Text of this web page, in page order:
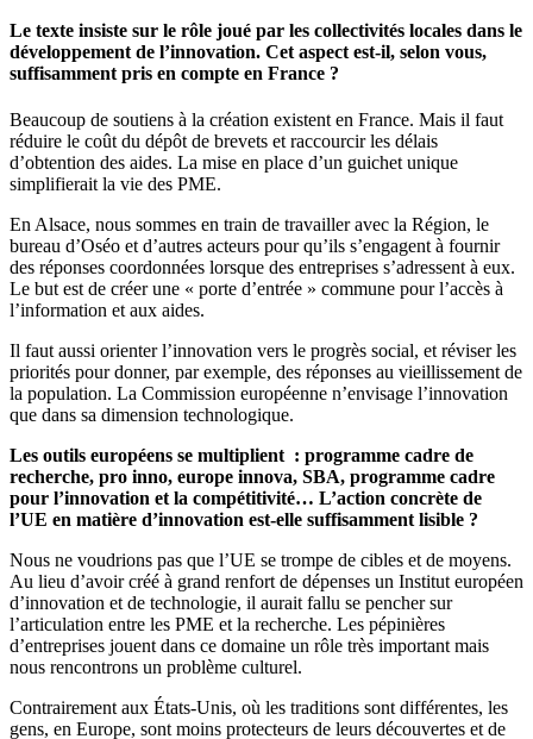
Le texte insiste sur le rôle joué par les collectivités locales dans le
développement de l’innovation. Cet aspect est-il, selon vous,
suffisamment pris en compte en France ?
Beaucoup de soutiens à la création existent en France. Mais il faut
réduire le coût du dépôt de brevets et raccourcir les délais
d’obtention des aides. La mise en place d’un guichet unique
simplifierait la vie des PME.
En Alsace, nous sommes en train de travailler avec la Région, le
bureau d’Oséo et d’autres acteurs pour qu’ils s’engagent à fournir
des réponses coordonnées lorsque des entreprises s’adressent à eux.
Le but est de créer une « porte d’entrée » commune pour l’accès à
l’information et aux aides.
Il faut aussi orienter l’innovation vers le progrès social, et réviser les
priorités pour donner, par exemple, des réponses au vieillissement de
la population. La Commission européenne n’envisage l’innovation
que dans sa dimension technologique.
Les outils européens se multiplient : programme cadre de
recherche, pro inno, europe innova, SBA, programme cadre
pour l’innovation et la compétitivité… L’action concrète de
l’UE en matière d’innovation est-elle suffisamment lisible ?
Nous ne voudrions pas que l’UE se trompe de cibles et de moyens.
Au lieu d’avoir créé à grand renfort de dépenses un Institut européen
d’innovation et de technologie, il aurait fallu se pencher sur
l’articulation entre les PME et la recherche. Les pépinières
d’entreprises jouent dans ce domaine un rôle très important mais
nous rencontrons un problème culturel.
Contrairement aux États-Unis, où les traditions sont différentes, les
gens, en Europe, sont moins protecteurs de leurs découvertes et de